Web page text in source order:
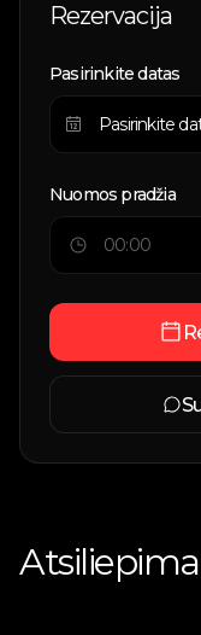
Rezervacija
Pasirinkite datas
Nuomos pradžia